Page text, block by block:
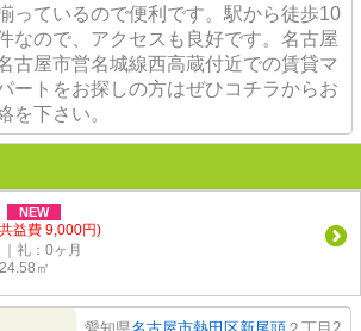
っているので便利です。駅から徒歩10
なので、アクセスも良好です。名古屋
古屋市営名城線西高蔵付近での賃貸マ
ートをお探しの方はぜひコチラからお
を下さい。
NEW
益費 9,000円)
礼：0ヶ月
㎡